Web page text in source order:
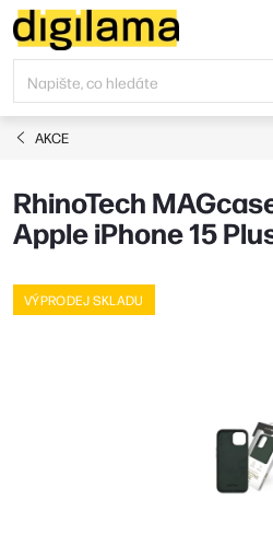
Přejít
na
obsah
AKCE
RhinoTech
Apple iPhone 15
VÝPRODEJ SKLADU